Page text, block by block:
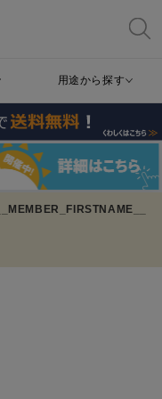
用途から探す
__MEMBER_FIRSTNAME__